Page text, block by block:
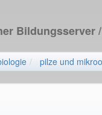
Bildungsserver
pilze und